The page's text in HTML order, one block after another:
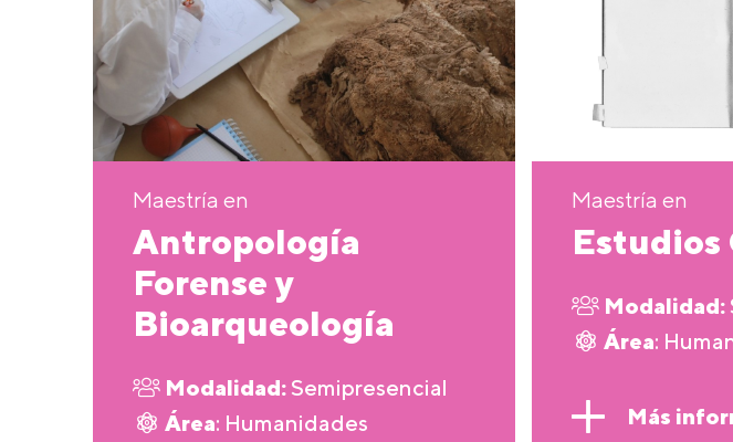
Maestría en
Antropología
Forense y
Bioarqueología
Modalidad: Semipresencial
Área: Humanidades
Maestría en
Modalidad:
Área:
Más